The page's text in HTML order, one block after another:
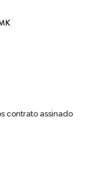
contrato assinado